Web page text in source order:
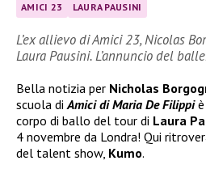
AMICI 23 LAURA PAUSINI
L’ex allievo di Amici 23, Nicolas
Laura Pausini. L’annuncio del
Bella notizia per Nicholas
scuola di Amici di Maria De Filippiè
corpo di ballo del tour di Laura
4 novembre da Londra! Qui
del talent show, Kumo.